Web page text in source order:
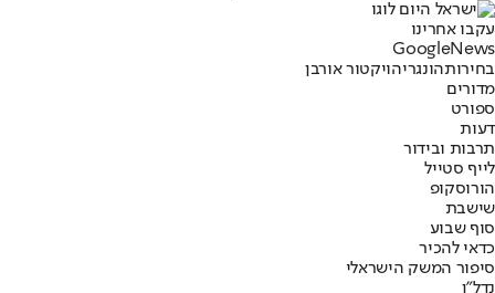
עקבו אחרינו
Googl eNews
בחירותהונגריהויקטור אורבן
מדורים
ספורט
דעות
תרבות ובידור
לייף סטייל
הורוסקופ
שישבת
סוף שבוע
כדאי להכיר
סיפור המשק הישראלי
נדל"ן